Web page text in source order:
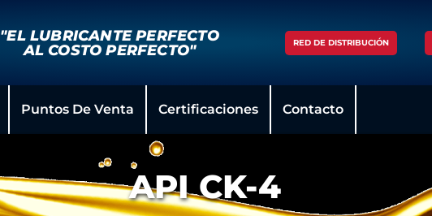
"EL LUBRICANTE PERFECTO
AL COSTO PERFECTO"
RED DE DISTRIBUCIÓN
Puntos De Venta Certificaciones Contacto
API CK-4